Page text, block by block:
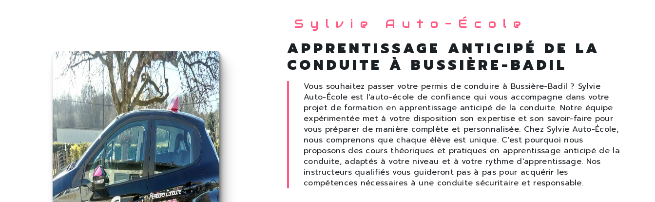
Sylvie Auto-École
APPRENTISSAGE ANTICIPÉ DE LA
CONDUITE À BUSSIÈRE-BADIL
Vous souhaitez passer votre permis de conduire à Bussière-Badil ? Sylvie
Auto-École est l'auto-école de confiance qui vous accompagne dans votre
projet de formation en apprentissage anticipé de la conduite. Notre équipe
expérimentée met à votre disposition son expertise et son savoir-faire pour
vous préparer de manière complète et personnalisée. Chez Sylvie Auto-École,
nous comprenons que chaque élève est unique. C'est pourquoi nous
proposons des cours théoriques et pratiques en apprentissage anticipé de la
conduite, adaptés à votre niveau et à votre rythme d'apprentissage. Nos
instructeurs qualifiés vous guideront pas à pas pour acquérir les
compétences nécessaires à une conduite sécuritaire et responsable.